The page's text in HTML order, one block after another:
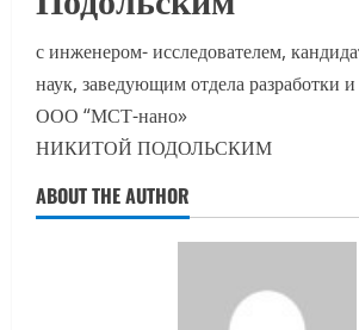
с инженером- исследователем,
наук, заведующим отдела разработки
ООО “МСТ-нано»
НИКИТОЙ ПОДОЛЬСКИМ
ABOUT THE AUTHOR